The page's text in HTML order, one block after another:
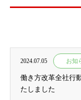
2024.07.05 お知
働き方改革全社行
たしました